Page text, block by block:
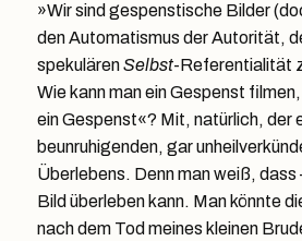
»Wir sind gespenstische Bilder
den Automatismus der Autorität,
spekulärenSelbst-Referentialität
Wie kann man ein Gespenst
ein Gespenst«? Mit, natürlich, der
beunruhigenden, gar
Überlebens. Denn man weiß, dass
Bild überleben kann. Man könnte
nach dem Tod meines kleinen